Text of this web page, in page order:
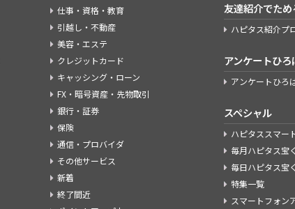
仕事・資格・教育
引越し・不動産
美容・エステ
クレジットカード
キャッシング・ローン
FX・暗号資産・先物取引
銀行・証券
保険
通信・プロバイダ
その他サービス
新着
終了間近
友達紹介でため
ハピタス紹介プ
アンケートひろ
アンケートひろ
スペシャル
ハピタススマー
毎月ハピタス宝
毎日ハピタス宝
特集一覧
スマートフォン